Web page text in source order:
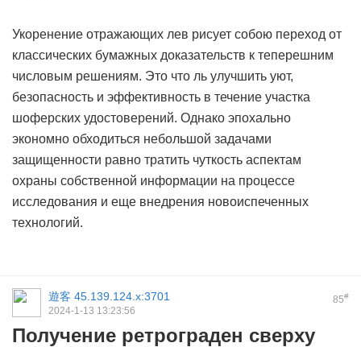
Укоренение отражающих лев рисует собою переход от
классических бумажных доказательств к теперешним
числовым решениям. Это что ль улучшить уют,
безопасность и эффективность в течение участка
шоферских удостоверений. Однако эпохально
экономно обходиться небольшой задачами
защищенности равно тратить чуткость аспектам
охраны собственной информации на процессе
исследования и еще внедрения новоиспеченных
технологий.
85#
遊客 45.139.124.x:3701
2024-1-13 13:23:56
Получение ретрограден сверху